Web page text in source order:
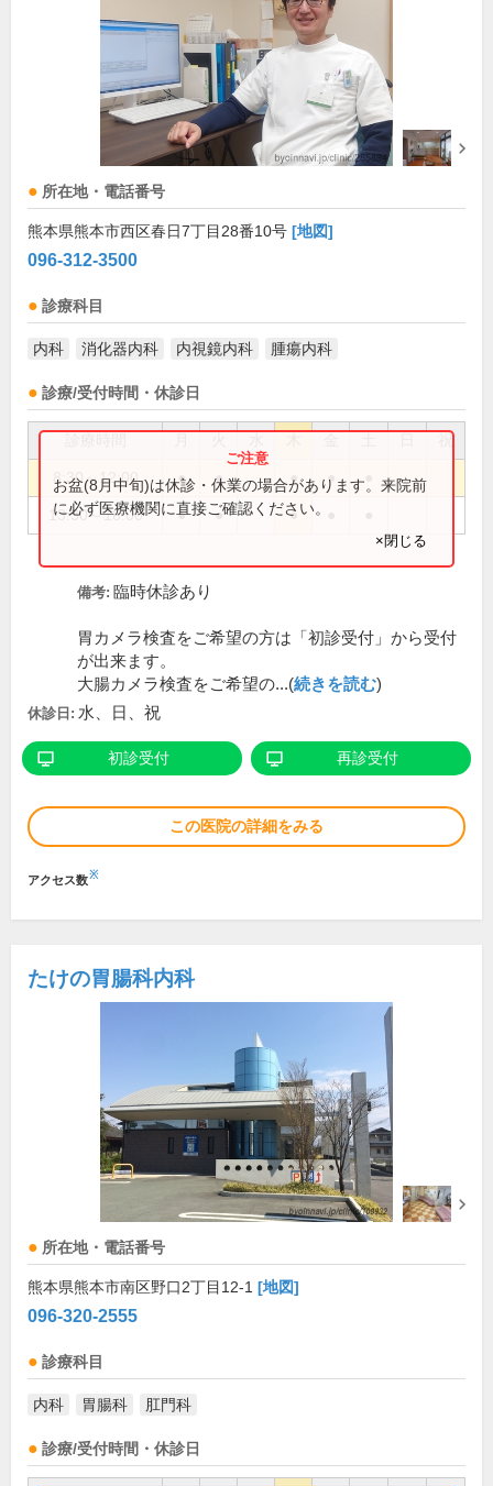
所在地・電話番号
熊本県熊本市西区春日7丁目28番10号 [地図]
096-312-3500
診療科目
内科 消化器内科 内視鏡内科 腫瘍内科
診療/受付時間・休診日
祝
8:30～12:00 ● ● ● ●
13:30～18:00 ● ● ●
お盆(8月中旬)は休診・休業の場合があります。来院前
に必ず医療機関に直接ご確認ください。
×閉じる
備考: 臨時休診あり
胃カメラ検査をご希望の方は「初診受付」から受付
が出来ます。
大腸カメラ検査をご希望の...(続きを読む)
休診日: 水、日、祝
初診受付 再診受付
この医院の詳細をみる
アクセス数※
たけの胃腸科内科
所在地・電話番号
熊本県熊本市南区野口2丁目12-1 [地図]
096-320-2555
診療科目
内科 胃腸科 肛門科
診療/受付時間・休診日